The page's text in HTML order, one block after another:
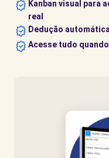
Kanban visual para
real
Dedução
Acesse tudo